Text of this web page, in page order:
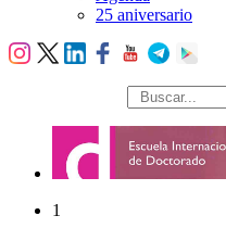
25 aniversario
búsqueda
1